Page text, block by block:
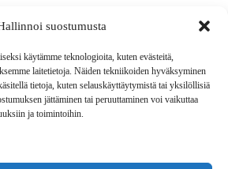
suostumusta
käytämme teknologioita, kuten evästeitä,
laitetietoja. Näiden tekniikoiden hyväksyminen
tietoja, kuten selauskäyttäytymistä tai yksilöllisiä
jättäminen tai peruuttaminen voi vaikuttaa
ja toimintoihin.
/ Maksutavat
Toimitustavat
Maksutavat
Vaihto ja palautus
Reklamaatiot